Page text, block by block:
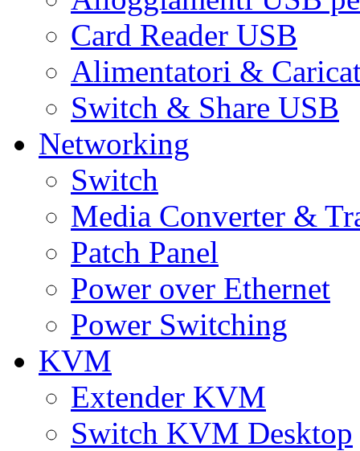
Card Reader USB
Alimentatori &
Switch & Share USB
Networking
Switch
Media Converter &
Patch Panel
Power over Ethernet
Power Switching
KVM
Extender KVM
Switch KVM Desktop